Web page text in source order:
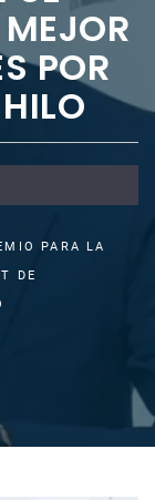
POR
PARA LA
DE